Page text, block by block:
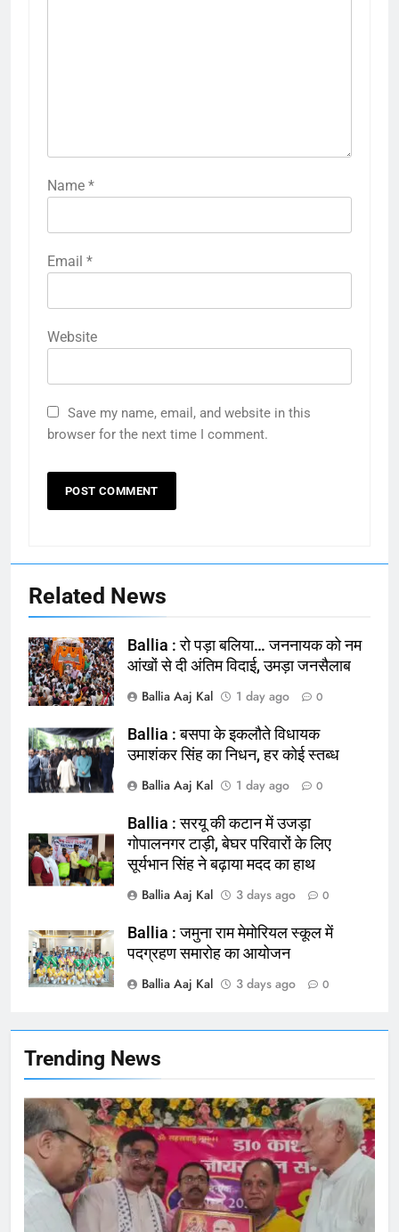
Trending News
164
चिकित्सक, किया प्रदर्शन
NATIONAL बलिया
165
Ballia : बलिया बलिदान दिवस के मौके पर
NATIONAL बलिया
166
फांसी लगाकर दी जान
NATIONAL
167
Ballia : थैंक्यू बलिया पुलिस: पीड़िता को
मिले 1.38 लाख रूपये
NATIONAL बलिया
Name *
Email *
Website
Save my name, email, and website in this
browser for the next time I comment.
Related News
Ballia : रो पड़ा बलिया… जननायक को नम
आंखों से दी अंतिम विदाई, उमड़ा जनसैलाब
Ballia Aaj Kal
1 day ago 0
Ballia : बसपा के इकलौते विधायक
उमाशंकर सिंह का निधन, हर कोई स्तब्ध
Ballia Aaj Kal
1 day ago 0
Ballia : सरयू की कटान में उजड़ा
गोपालनगर टाड़ी, बेघर परिवारों के लिए
सूर्यभान सिंह ने बढ़ाया मदद का हाथ
Ballia Aaj Kal
3 days ago 0
Ballia : जमुना राम मेमोरियल स्कूल में
पदग्रहण समारोह का आयोजन
Ballia Aaj Kal
3 days ago 0